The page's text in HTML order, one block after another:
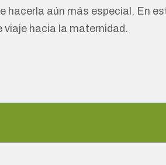
hacerla aún más especial. En
hacia la maternidad.